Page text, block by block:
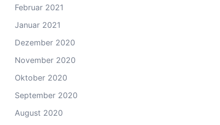
Februar 2021
Januar 2021
Dezember 2020
November 2020
Oktober 2020
September 2020
August 2020